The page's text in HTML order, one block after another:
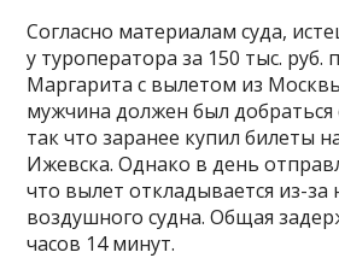
Согласно материалам суда,
у туроператора за 150 тыс. руб.
Маргарита с вылетом из
мужчина должен был добраться
так что заранее купил билеты
Ижевска. Однако в день
что вылет откладывается из-за
воздушного судна. Общая
часов 14 минут.